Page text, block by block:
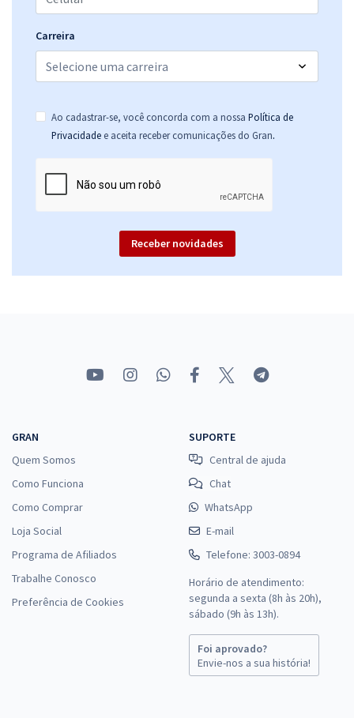
Carreira
Ao cadastrar-se, você concorda com a nossa Política de
Privacidade e aceita receber comunicações do Gran.
Receber novidades
GRAN
Quem Somos
Como Funciona
Como Comprar
Loja Social
Programa de Afiliados
Trabalhe Conosco
Preferência de Cookies
SUPORTE
Central de ajuda
Chat
WhatsApp
E-mail
Telefone: 3003-0894
Horário de atendimento:
segunda a sexta (8h às 20h),
sábado (9h às 13h).
Foi aprovado?
Envie-nos a sua história!